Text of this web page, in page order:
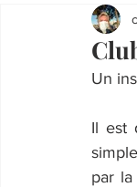
Un
Il est
par la